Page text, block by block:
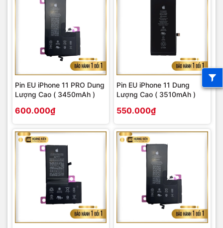
Pin EU iPhone 11 PRO Dung
Lượng Cao ( 3450mAh )
600.000₫
Pin EU iPhone 11 Dung
Lượng Cao ( 3510mAh )
550.000₫